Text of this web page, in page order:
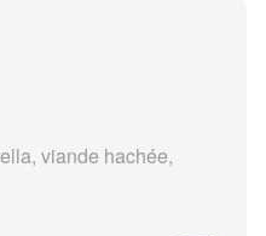
viande hachée,